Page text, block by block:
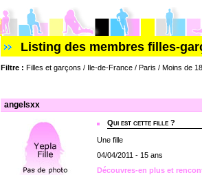
Listing des membres filles-
Filtre : Filles et garçons / Ile-de-France / Paris / Moins de
angelsxx
Qui est cette fille ?
Une fille
04/04/2011 - 15 ans
Découvres-en plus et